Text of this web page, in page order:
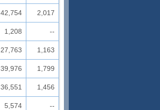
42,754 2,017
1,208 --
27,763 1,163
39,976 1,799
36,551 1,456
5,574 --